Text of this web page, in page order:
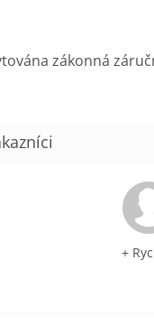
zákonná
obchodu je 5 z 5
+